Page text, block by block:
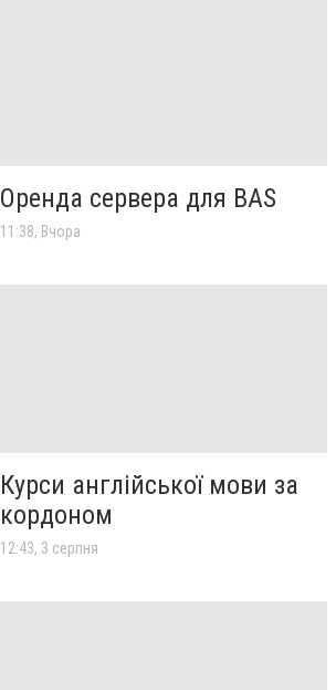
Оренда сервера для BAS
11:38, Вчора
Курси англійської мови за
кордоном
12:43, 3 серпня